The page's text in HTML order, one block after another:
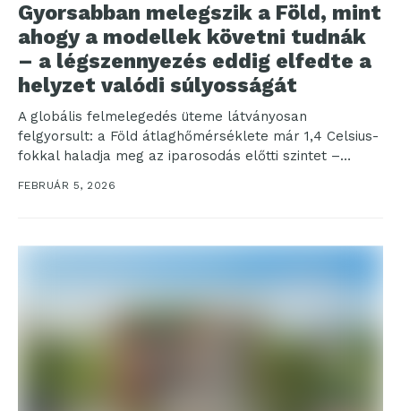
Gyorsabban melegszik a Föld, mint
ahogy a modellek követni tudnák
– a légszennyezés eddig elfedte a
helyzet valódi súlyosságát
A globális felmelegedés üteme látványosan
felgyorsult: a Föld átlaghőmérséklete már 1,4 Celsius-
fokkal haladja meg az iparosodás előtti szintet –
elkerülhetetlennek tűnik, hogy túlfussunk...
FEBRUÁR 5, 2026